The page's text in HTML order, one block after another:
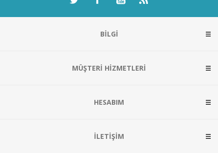
BILGI
MÜŞTERI HIZMETLERI
HESABIM
İLETIŞIM